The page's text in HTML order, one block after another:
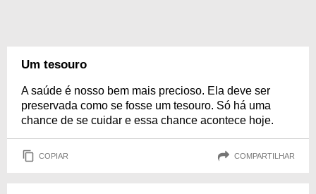
Um tesouro
A saúde é nosso bem mais precioso. Ela deve ser
preservada como se fosse um tesouro. Só há uma
chance de se cuidar e essa chance acontece hoje.
COPIAR COMPARTILHAR